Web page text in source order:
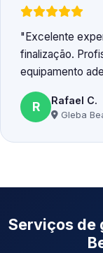
Excelente
finalização.
equipamento
R Rafael C.
Gleba
Serviços de